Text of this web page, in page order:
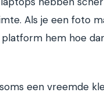
Als je een foto
hem hoe
een vreemde